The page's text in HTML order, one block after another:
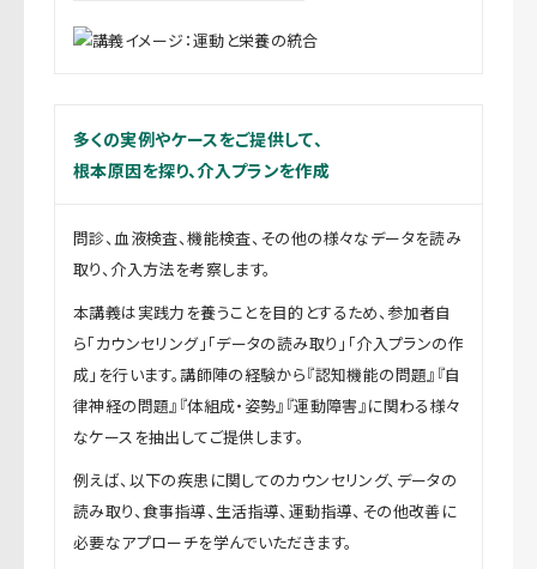
多くの実例やケースをご提供して、
根本原因を探り、介入プランを作成
問診、血液検査、機能検査、その他の様々なデータを読み
取り、介入方法を考察します。
本講義は実践力を養うことを目的とするため、参加者自
ら「カウンセリング」「データの読み取り」「介入プランの作
成」を行います。講師陣の経験から『認知機能の問題』『自
律神経の問題』『体組成・姿勢』『運動障害』に関わる様々
なケースを抽出してご提供します。
例えば、以下の疾患に関してのカウンセリング、データの
読み取り、食事指導、生活指導、運動指導、その他改善に
必要なアプローチを学んでいただきます。